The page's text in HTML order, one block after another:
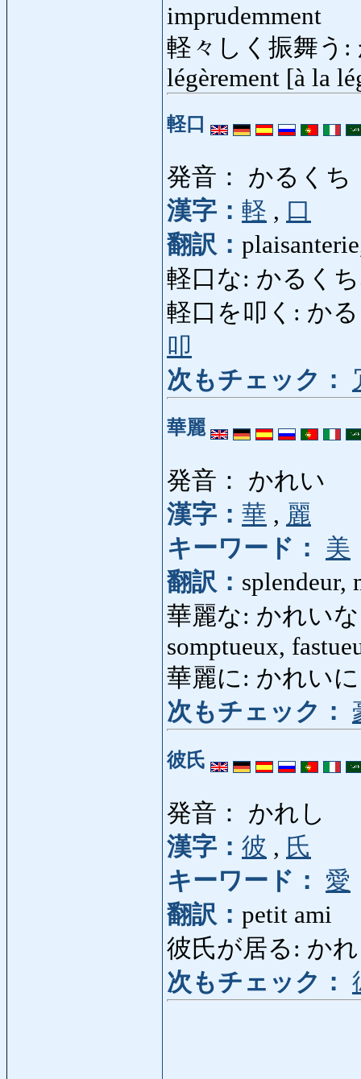
imprudemment
軽々しく振舞う:
légèrement [à la
軽口
発音： かるくち
漢字： 軽 , 口
翻訳：
軽口な: かるくち
軽口を叩く: かる
叩
次もチェック：
華麗
発音： かれい
漢字： 華 , 麗
キーワード：
美
翻訳： splendeur,
華麗な: かれいな
somptueux,
華麗に: かれいに
次もチェック：
彼氏
発音： かれし
漢字： 彼 , 氏
キーワード：
愛
翻訳： petit ami
彼氏が居る: か
次もチェック：